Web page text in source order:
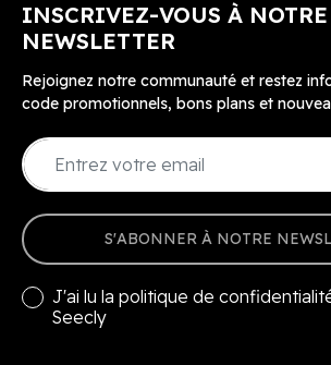
INSCRIVEZ-VOUS À NOTRE
NEWSLETTER
Rejoignez notre communauté et restez
code promotionnels, bons plans et
S'ABONNER À NOTRE
J'ai lu la politique de
Seecly